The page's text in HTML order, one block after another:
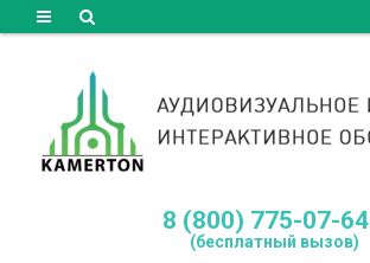
8 (800) 775-07-64
(бесплатный вызов)